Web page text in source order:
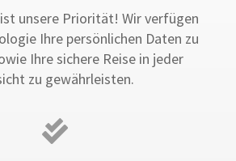
unsere Priorität! Wir verfügen
Ihre persönlichen Daten zu
Ihre sichere Reise in jeder
zu gewährleisten.